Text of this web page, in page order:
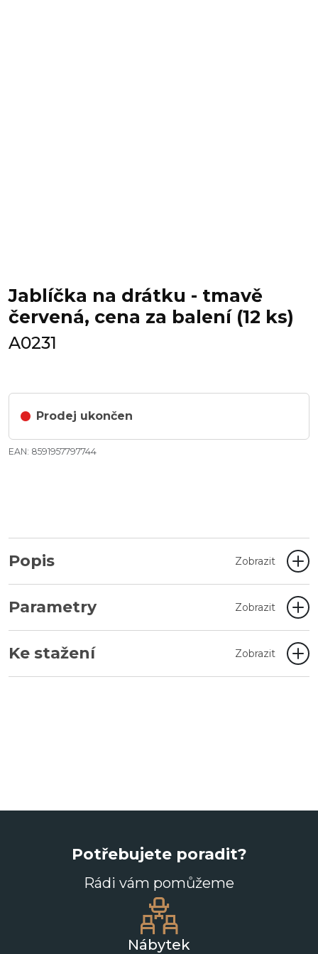
Jablíčka na drátku - tmavě
červená, cena za balení (12 ks)
A0231
Prodej ukončen
EAN: 8591957797744
Popis Zobrazit
Parametry Zobrazit
Ke stažení Zobrazit
Potřebujete poradit?
Rádi vám pomůžeme
Nábytek